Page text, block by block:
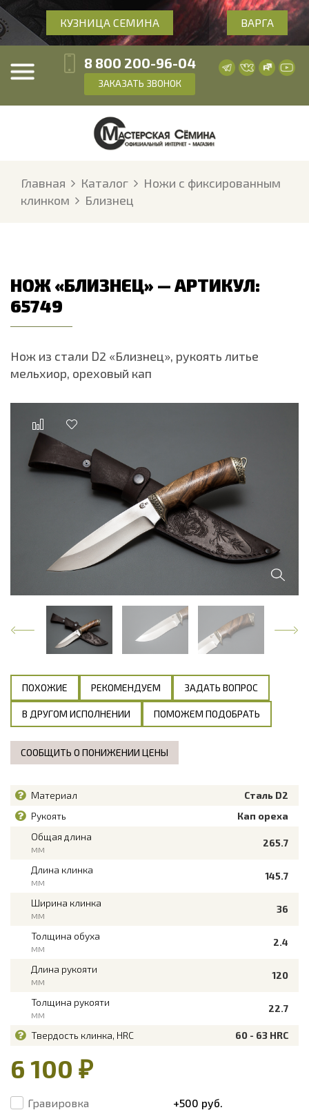
КУЗНИЦА СЕМИНА ВАРГА
8 800 200-96-04
ЗАКАЗАТЬ ЗВОНОК
Главная Каталог
Ножи с фиксированным
клинком
Близнец
НОЖ «БЛИЗНЕЦ» — АРТИКУЛ:
65749
Нож из стали D2 «Близнец», рукоять литье
мельхиор, ореховый кап
ПОХОЖИЕ РЕКОМЕНДУЕМ ЗАДАТЬ ВОПРОС
В ДРУГОМ ИСПОЛНЕНИИ ПОМОЖЕМ ПОДОБРАТЬ
СООБЩИТЬ О ПОНИЖЕНИИ ЦЕНЫ
Материал
Сталь D2
Рукоять
Кап ореха
Общая длина
мм
265.7
Длина клинка
мм
145.7
Ширина клинка
мм
36
Толщина обуха
мм
2.4
Длина рукояти
мм
120
Толщина рукояти
мм
22.7
Твердость клинка, HRC 60 - 63 HRC
6 100 ₽
Гравировка +500 руб.